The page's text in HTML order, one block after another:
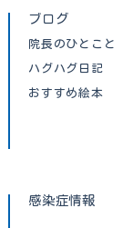
ブログ
院長のひとこと
ハグハグ日記
おすすめ絵本
感染症情報